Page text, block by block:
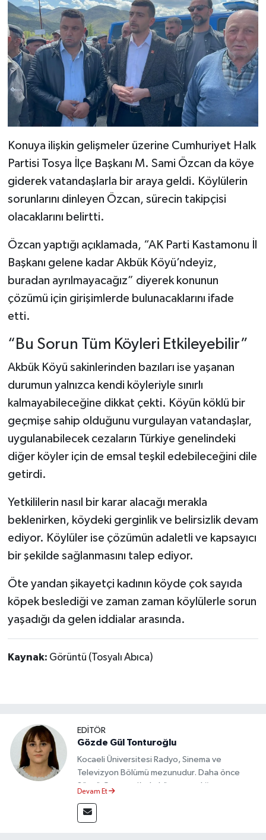
Konuya ilişkin gelişmeler üzerine Cumhuriyet Halk
Partisi Tosya İlçe Başkanı M. Sami Özcan da köye
giderek vatandaşlarla bir araya geldi. Köylülerin
sorunlarını dinleyen Özcan, sürecin takipçisi
olacaklarını belirtti.
Özcan yaptığı açıklamada, “AK Parti Kastamonu İl
Başkanı gelene kadar Akbük Köyü’ndeyiz,
buradan ayrılmayacağız” diyerek konunun
çözümü için girişimlerde bulunacaklarını ifade
etti.
“Bu Sorun Tüm Köyleri Etkileyebilir”
Akbük Köyü sakinlerinden bazıları ise yaşanan
durumun yalnızca kendi köyleriyle sınırlı
kalmayabileceğine dikkat çekti. Köyün köklü bir
geçmişe sahip olduğunu vurgulayan vatandaşlar,
uygulanabilecek cezaların Türkiye genelindeki
diğer köyler için de emsal teşkil edebileceğini dile
getirdi.
Yetkililerin nasıl bir karar alacağı merakla
beklenirken, köydeki gerginlik ve belirsizlik devam
ediyor. Köylüler ise çözümün adaletli ve kapsayıcı
bir şekilde sağlanmasını talep ediyor.
Öte yandan şikayetçi kadının köyde çok sayıda
köpek beslediği ve zaman zaman köylülerle sorun
yaşadığı da gelen iddialar arasında.
Kaynak: Görüntü (Tosyalı Abıca)
EDİTÖR
Gözde Gül Tonturoğlu
Kocaeli Üniversitesi Radyo, Sinema ve
Televizyon Bölümü mezunudur. Daha önce
Sözcü Gazetesi’nde köşe yazarlığı yapmış ve
Devam Et